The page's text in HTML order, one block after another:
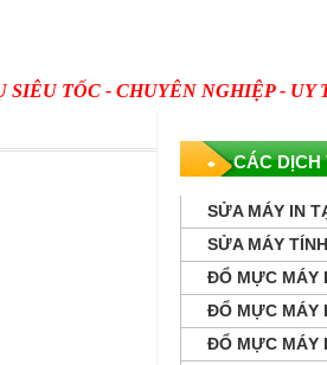
TỐC - CHUYÊN NGHIỆP - UY
CÁC DỊCH
SỬA MÁY IN
SỬA MÁY
ĐỔ MỰC MÁY
ĐỔ MỰC MÁY
ĐỔ MỰC MÁY